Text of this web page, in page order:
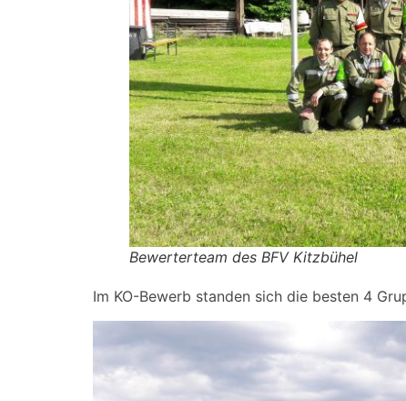
Bewerterteam des BFV Kitzbühel
Im KO-Bewerb standen sich die besten 4